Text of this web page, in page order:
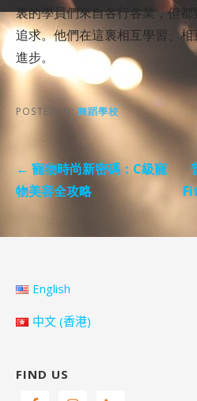
裏的學員們來自各行各業，但都
追求。他們在這裏相互學習、相
進步。
POSTED IN:舞蹈學校
Post
navigation
← 寵物時尚新密碼：C級寵
物美容全攻略
English
中文 (香港)
FIND US